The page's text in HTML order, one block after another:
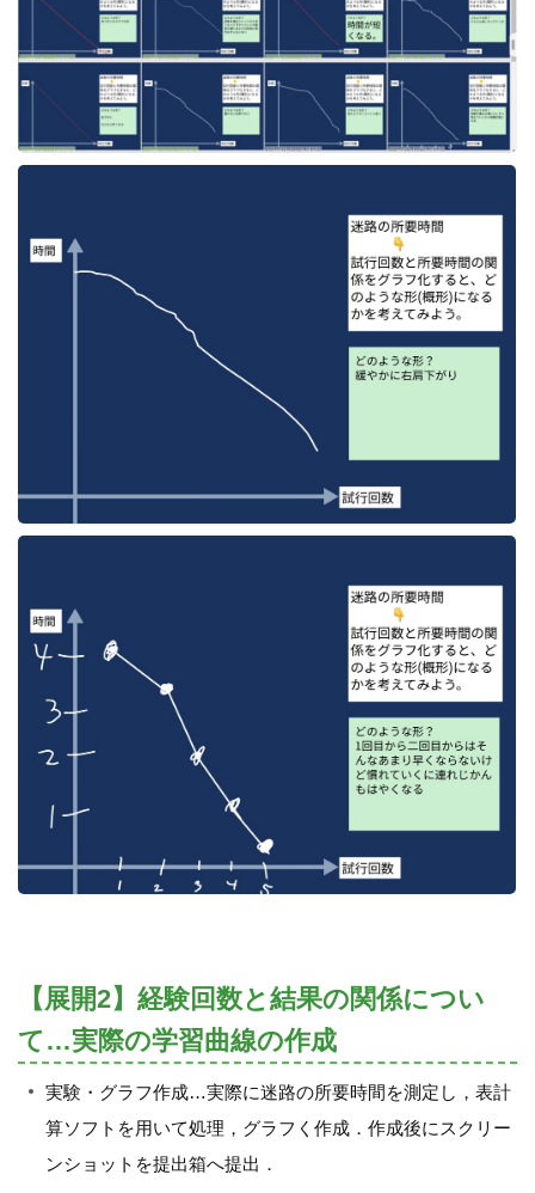
【展開2】経験回数と結果の関係につい
て…実際の学習曲線の作成
実験・グラフ作成…実際に迷路の所要時間を測定し，表計
算ソフトを用いて処理，グラフく作成．作成後にスクリー
ンショットを提出箱へ提出．